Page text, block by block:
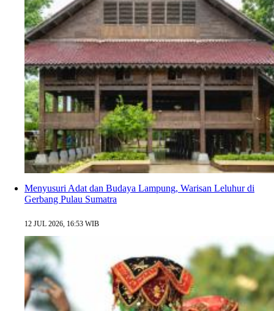
Menyusuri Adat dan Budaya Lampung, Warisan Leluhur di
Gerbang Pulau Sumatra
12 JUL 2026, 16:53 WIB